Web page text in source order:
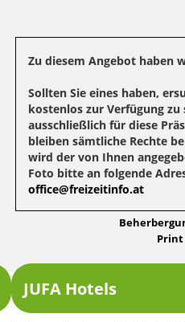
Zu diesem Angebot haben
Sollten Sie eines haben,
kostenlos zur Verfügung zu
ausschließlich für diese
bleiben sämtliche Rechte
wird der von Ihnen
Foto bitte an folgende
office@freizeitinfo.at
Print
JUFA Hotels